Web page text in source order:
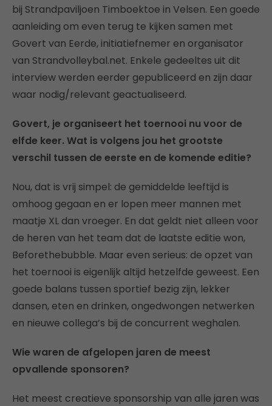
bij Strandpaviljoen Timboektoe in Velsen. Een goede
aanleiding om even terug te kijken samen met
Govert van Eerde, initiatiefnemer en organisator
van Strandvolleybal.net. Enkele gedeeltes uit dit
interview werden eerder gepubliceerd en zijn daar
waar nodig/relevant geactualiseerd.
Govert, je organiseert het toernooi nu voor de
elfde keer. Wat is volgens jou het grootste
verschil tussen de eerste en de komende editie?
Nou, dat is vrij simpel: de gemiddelde leeftijd is
omhoog gegaan en er lopen meer mannen met
maatje XL dan vroeger. En dat geldt niet alleen voor
de heren van het team dat de laatste editie won,
Beforethebubble. Maar even serieus: de opzet van
het toernooi is eigenlijk altijd hetzelfde geweest. Een
goede balans tussen sportief bezig zijn, lekker
dansen, eten en drinken, ongedwongen netwerken
en nieuwe collega’s bij de concurrent weghalen.
Wie waren de afgelopen jaren de meest
opvallende sponsoren?
Het meest creatieve sponsorship van alle jaren was